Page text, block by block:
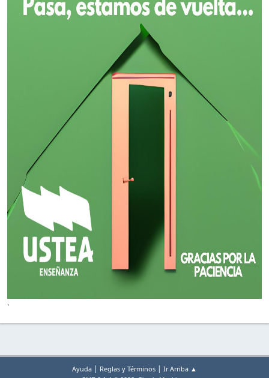
'
Ayuda | Reglas y Términos | Ir Arriba ▲